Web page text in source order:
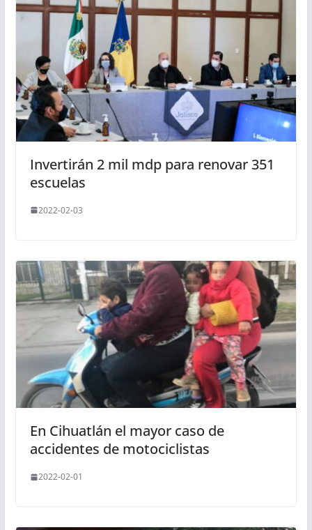
Invertirán 2 mil mdp para renovar 351
escuelas
2022-02-03
En Cihuatlán el mayor caso de
accidentes de motociclistas
2022-02-01